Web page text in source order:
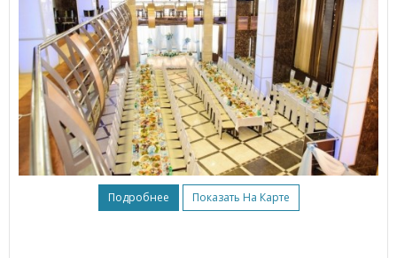
Подробнее Показать На Карте